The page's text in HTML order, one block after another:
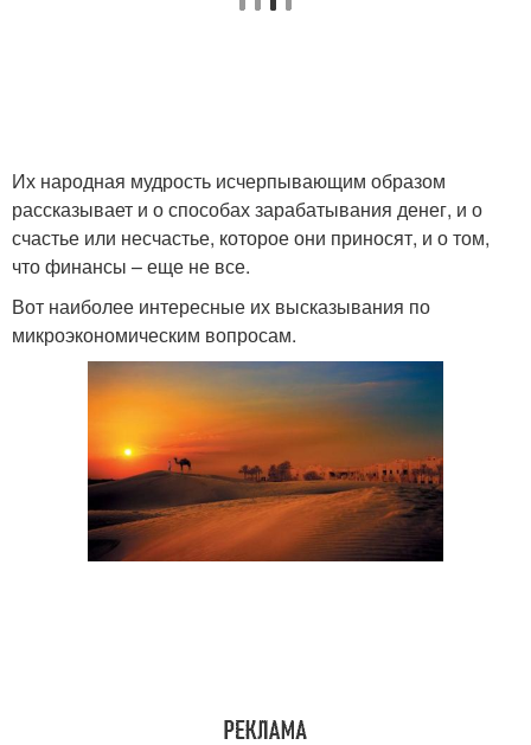
Их народная мудрость исчерпывающим образом
рассказывает и о способах зарабатывания денег, и о
счастье или несчастье, которое они приносят, и о том,
что финансы – еще не все.
Вот наиболее интересные их высказывания по
микроэкономическим вопросам.